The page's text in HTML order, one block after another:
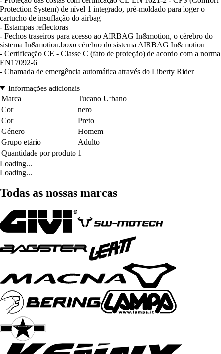
Protection System) de nível 1 integrado, pré-moldado para loger o
cartucho de insuflação do airbag
- Estampas reflectoras
- Fechos traseiros para acesso ao AIRBAG In&motion, o cérebro do
sistema In&motion.boxo cérebro do sistema AIRBAG In&motion
- Certificação CE - Classe C (fato de proteção) de acordo com a norma
EN17092-6
- Chamada de emergência automática através do Liberty Rider
Informações adicionais
Marca
Tucano Urbano
Cor
nero
Cor
Preto
Género
Homem
Grupo etário
Adulto
Quantidade por produto 1
Loading...
Loading...
Todas as nossas marcas